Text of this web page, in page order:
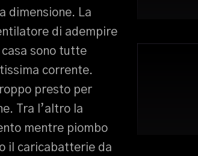
dimensione. La
di adempire
sono tutte
corrente.
presto per
Tra l’altro la
mentre piombo
il caricabatterie da